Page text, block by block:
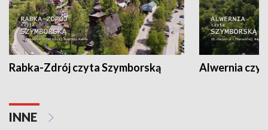
Rabka-Zdrój czyta Szymborską Alwernia
INNE